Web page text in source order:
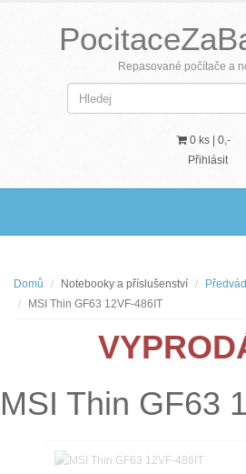
Repasované počítače a
0 ks | 0,-
Přihlásit
Domů Notebooky a příslušenství
MSI Thin GF63 12VF-486IT
MSI Thin GF63